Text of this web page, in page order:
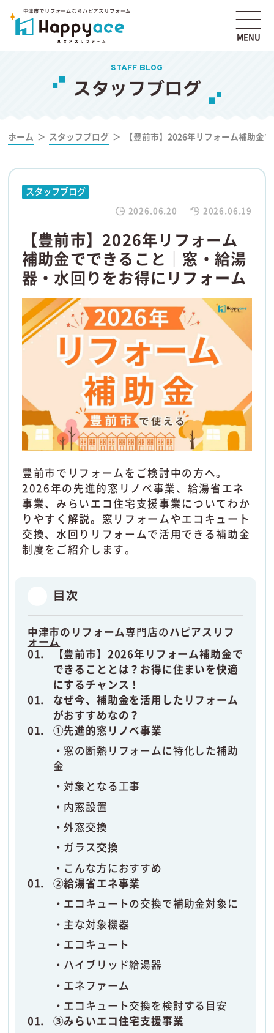
中津市でリフォームならハピアスリフォーム
MENU
STAFF BLOG
スタッフブログ
ホーム スタッフブログ 【豊前市】2026年リフォーム補助金
スタッフブログ
2026.06.20 2026.06.19
【豊前市】2026年リフォーム
補助金でできること｜窓・給湯
器・水回りをお得にリフォーム
豊前市でリフォームをご検討中の方へ。
2026年の先進的窓リノベ事業、給湯省エネ
事業、みらいエコ住宅支援事業についてわか
りやすく解説。窓リフォームやエコキュート
交換、水回りリフォームで活用できる補助金
制度をご紹介します。
目次
中津市のリフォーム専門店のハピアスリフ
ォーム
【豊前市】2026年リフォーム補助金で
できることとは？お得に住まいを快適
にするチャンス！
なぜ今、補助金を活用したリフォーム
がおすすめなの？
①先進的窓リノベ事業
窓の断熱リフォームに特化した補助
金
対象となる工事
内窓設置
外窓交換
ガラス交換
こんな方におすすめ
②給湯省エネ事業
エコキュートの交換で補助金対象に
主な対象機器
エコキュート
ハイブリッド給湯器
エネファーム
エコキュート交換を検討する目安
③みらいエコ住宅支援事業